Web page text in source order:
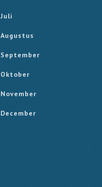
Juli
Augustus
September
Oktober
November
December